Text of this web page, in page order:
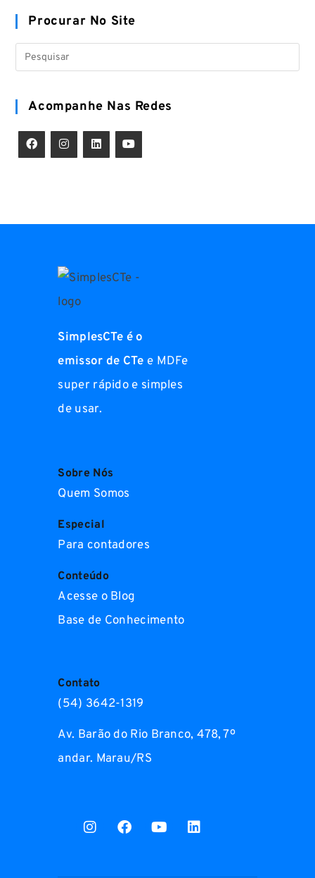
Procurar No Site
Acompanhe Nas Redes
SimplesCTe é o
emissor de CTe e MDFe
super rápido e simples
de usar.
Sobre Nós
Quem Somos
Especial
Para contadores
Conteúdo
Acesse o Blog
Base de Conhecimento
Contato
(54) 3642-1319
Av. Barão do Rio Branco, 478, 7º
andar. Marau/RS